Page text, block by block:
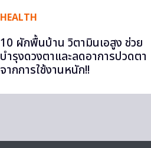
HEALTH
10 ผักพื้นบ้าน วิตามินเอสูง ช่วย
บำรุงดวงตาและลดอาการปวดตา
จากการใช้งานหนัก!!